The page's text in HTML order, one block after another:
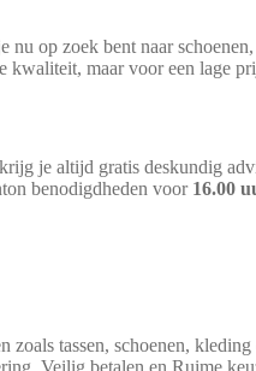
op zoek bent naar
maar voor een lage
je altijd gratis deskundig
benodigdheden voor 16.00
tassen, schoenen,
Veilig betalen en Ruime